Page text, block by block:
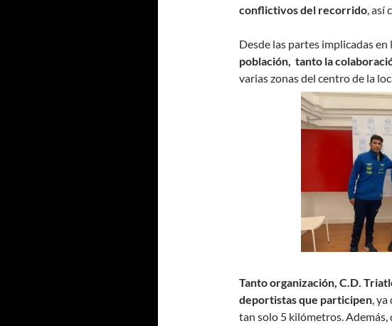
conflictivos del recorrido, así
Desde las partes implicadas en
población, tanto la
varias zonas del centro de la
Tanto organización, C.D.
deportistas que participen, ya
tan solo 5 kilómetros. Además,